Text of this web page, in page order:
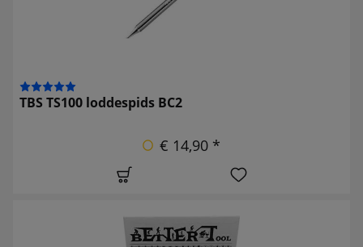
TBS TS100 loddespids BC2
€ 14,90 *